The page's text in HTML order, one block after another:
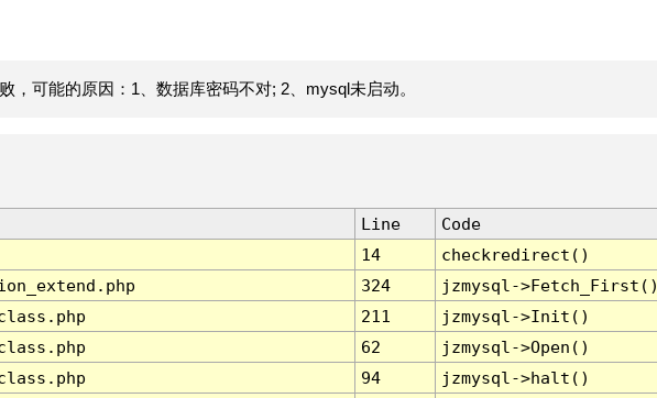
，可能的原因：1、数据库密码不对; 2、mysql未启动。
Line
Code
14
checkredirect()
324
jzmysql-
211
jzmysql->Init()
62
jzmysql->Open()
94
jzmysql->halt()